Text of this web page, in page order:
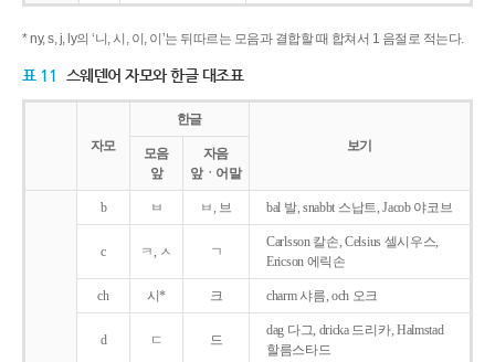
* ny, s, j, ly의 ‘니, 시, 이, 이’는 뒤따르는 모음과 결합할 때 합쳐서 1 음절로 적는다.
표 11 스웨덴어 자모와 한글 대조표
자모
한글
보기
모음
앞
자음
앞ㆍ어말
b ㅂ ㅂ, 브 bal 발, snabbt 스납트, Jacob 야코브
c ㅋ, ㅅ ㄱ
Carlsson 칼손, Celsius 셀시우스,
Ericson 에릭손
ch 시* 크 charm 샤름, och 오크
d ㄷ 드
dag 다그, dricka 드리카, Halmstad
할름스타드